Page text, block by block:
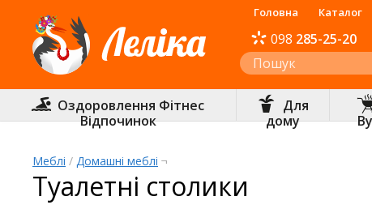
098 285-25-20
Головна Каталог
Оздоровлення Фітнес
Відпочинок
Для
дому
Меблі / Домашні меблі ¬
Туалетні столики